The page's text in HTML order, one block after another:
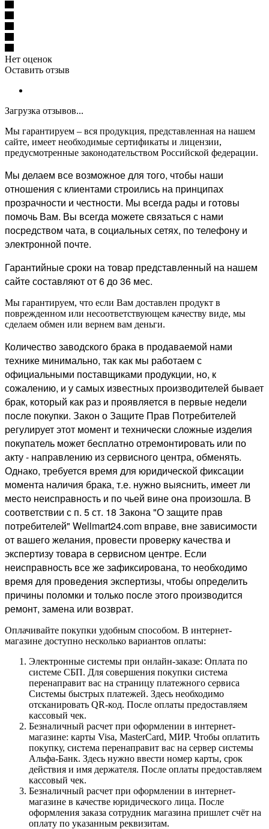
Нет оценок
Оставить отзыв
Загрузка отзывов...
Мы гарантируем – вся продукция, представленная на нашем
сайте, имеет необходимые сертификаты и лицензии,
предусмотренные законодательством Российской федерации.
Мы делаем все возможное для того, чтобы наши
отношения с клиентами строились на принципах
прозрачности и честности. Мы всегда рады и готовы
помочь Вам. Вы всегда можете связаться с нами
посредством чата, в социальных сетях, по телефону и
электронной почте.
Гарантийные сроки на товар представленный на нашем
сайте составляют от 6 до 36 мес.
Мы гарантируем, что если Вам доставлен продукт в
поврежденном или несоответствующем качеству виде, мы
сделаем обмен или вернем вам деньги.
Количество заводского брака в продаваемой нами
технике минимально, так как мы работаем с
официальными поставщиками продукции, но, к
сожалению, и у самых известных производителей бывает
брак, который как раз и проявляется в первые недели
после покупки. Закон о Защите Прав Потребителей
регулирует этот момент и технически сложные изделия
покупатель может бесплатно отремонтировать или по
акту - направлению из сервисного центра, обменять.
Однако, требуется время для юридической фиксации
момента наличия брака, т.е. нужно выяснить, имеет ли
место неисправность и по чьей вине она произошла. В
соответствии с п. 5 ст. 18 Закона "О защите прав
потребителей" Wellmart24.com вправе, вне зависимости
от вашего желания, провести проверку качества и
экспертизу товара в сервисном центре. Если
неисправность все же зафиксирована, то необходимо
время для проведения экспертизы, чтобы определить
причины поломки и только после этого производится
ремонт, замена или возврат.
Оплачивайте покупки удобным способом. В интернет-
магазине доступно несколько вариантов оплаты:
Электронные системы при онлайн-заказе: Оплата по
системе СБП. Для совершения покупки система
перенаправит вас на страницу платежного сервиса
Системы быстрых платежей. Здесь необходимо
отсканировать QR-код. После оплаты предоставляем
кассовый чек.
Безналичный расчет при оформлении в интернет-
магазине: карты Visa, MasterCard, МИР. Чтобы оплатить
покупку, система перенаправит вас на сервер системы
Альфа-Банк. Здесь нужно ввести номер карты, срок
действия и имя держателя. После оплаты предоставляем
кассовый чек.
Безналичный расчет при оформлении в интернет-
магазине в качестве юридического лица. После
оформления заказа сотрудник магазина пришлет счёт на
оплату по указанным реквизитам.